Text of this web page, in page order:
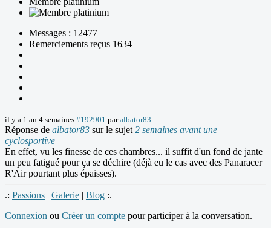
Messages : 12477
Remerciements reçus 1634
il y a 1 an 4 semaines #192901 paralbator83
Réponse de albator83 sur le sujet 2 semaines avant une
cyclosportive
En effet, vu les finesse de ces chambres... il suffit d'un fond de jante
un peu fatigué pour ça se déchire (déjà eu le cas avec des Panaracer
R'Air pourtant plus épaisses).
.: Passions | Galerie | Blog :.
Connexion ou Créer un compte pour participer à la conversation.